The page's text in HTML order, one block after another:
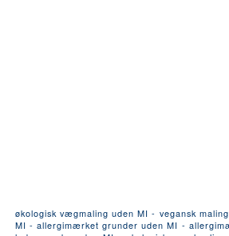
økologisk vægmaling uden MI - vegansk
MI - allergimærket grunder uden MI -